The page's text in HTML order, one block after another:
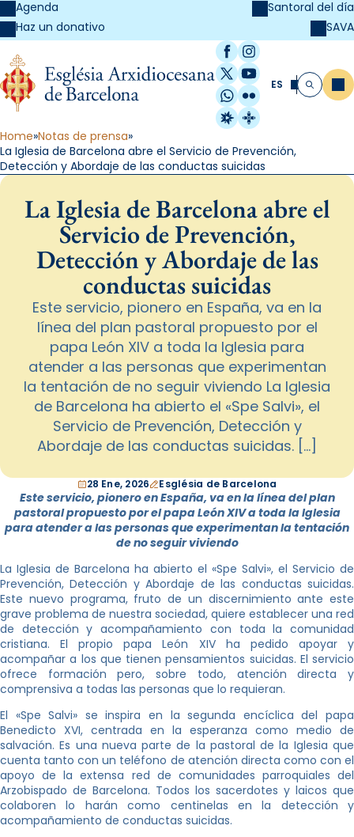
Agenda
Haz un donativo
Santoral del día
SAVA
Facebook
Instagram
X / Twitter
YouTube
WhatsApp
Flickr
Radio Estel
Catalunya
ES Buscar
Home Notas de prensa
La Iglesia de Barcelona abre el Servicio de Prevención,
Detección y Abordaje de las conductas suicidas
La Iglesia de Barcelona abre el
Servicio de Prevención,
Detección y Abordaje de las
conductas suicidas
Este servicio, pionero en España, va en la
línea del plan pastoral propuesto por el
papa León XIV a toda la Iglesia para
atender a las personas que experimentan
la tentación de no seguir viviendo La Iglesia
de Barcelona ha abierto el «Spe Salvi», el
Servicio de Prevención, Detección y
Abordaje de las conductas suicidas. […]
28 Ene, 2026 Església de Barcelona
Este servicio, pionero en España, va en la línea del plan
pastoral propuesto por el papa León XIV a toda la Iglesia
para atender a las personas que experimentan la tentación
de no seguir viviendo
La Iglesia de Barcelona ha abierto el «Spe Salvi», el Servicio de
Prevención, Detección y Abordaje de las conductas suicidas.
Este nuevo programa, fruto de un discernimiento ante este
grave problema de nuestra sociedad, quiere establecer una red
de detección y acompañamiento con toda la comunidad
cristiana. El propio papa León XIV ha pedido apoyar y
acompañar a los que tienen pensamientos suicidas. El servicio
ofrece formación pero, sobre todo, atención directa y
comprensiva a todas las personas que lo requieran.
El «Spe Salvi» se inspira en la segunda encíclica del papa
Benedicto XVI, centrada en la esperanza como medio de
salvación. Es una nueva parte de la pastoral de la Iglesia que
cuenta tanto con un teléfono de atención directa como con el
apoyo de la extensa red de comunidades parroquiales del
Arzobispado de Barcelona. Todos los sacerdotes y laicos que
colaboren lo harán como centinelas en la detección y
acompañamiento de conductas suicidas.